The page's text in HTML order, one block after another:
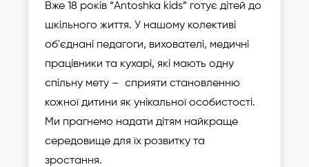
Вже 18 років “Antoshka kids” готує дітей до
шкільного життя. У нашому колективі
об'єднані педагоги, вихователі, медичні
працівники та кухарі, які мають одну
спільну мету – сприяти становленню
кожної дитини як унікальної особистості.
Ми прагнемо надати дітям найкраще
середовище для їх розвитку та
зростання.